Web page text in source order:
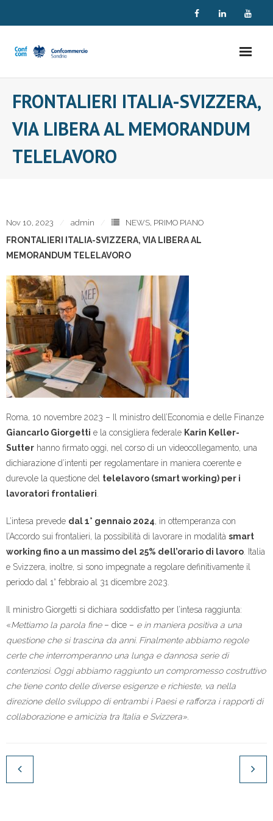
FRONTALIERI ITALIA-SVIZZERA,
VIA LIBERA AL MEMORANDUM
TELELAVORO
Nov 10, 2023 admin NEWS, PRIMO PIANO
FRONTALIERI ITALIA-SVIZZERA, VIA LIBERA AL
MEMORANDUM TELELAVORO
Roma, 10 novembre 2023 – Il ministro dell’Economia e delle Finanze
Giancarlo Giorgetti e la consigliera federale Karin Keller-
Sutter hanno firmato oggi, nel corso di un videocollegamento, una
dichiarazione d’intenti per regolamentare in maniera coerente e
durevole la questione del telelavoro (smart working) per i
lavoratori frontalieri
L’intesa prevede dal 1° gennaio 2024 , in ottemperanza con
l’Accordo sui frontalieri, la possibilità di lavorare in modalità smart
working fino a un massimo del 25% dell’orario di lavoro . Italia
e Svizzera, inoltre, si sono impegnate a regolare definitivamente il
periodo dal 1° febbraio al 31 dicembre 2023.
Il ministro Giorgetti si dichiara soddisfatto per l’intesa raggiunta:
«Mettiamo la parola fine– dice – e in maniera positiva a una
questione che si trascina da anni. Finalmente abbiamo regole
certe che interromperanno una lunga e dannosa serie di
contenziosi. Oggi abbiamo raggiunto un compromesso costruttivo
che tiene conto delle diverse esigenze e richieste, va nella
direzione dello sviluppo di entrambi i Paesi e rafforza i rapporti di
collaborazione e amicizia tra Italia e Svizzera».